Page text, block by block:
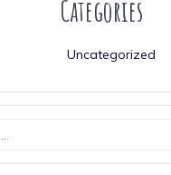
Categories
Uncategorized